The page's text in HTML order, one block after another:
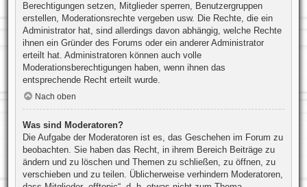
Berechtigungen setzen, Mitglieder sperren, Benutzergruppen
erstellen, Moderationsrechte vergeben usw. Die Rechte, die ein
Administrator hat, sind allerdings davon abhängig, welche Rechte
ihnen ein Gründer des Forums oder ein anderer Administrator
erteilt hat. Administratoren können auch volle
Moderationsberechtigungen haben, wenn ihnen das
entsprechende Recht erteilt wurde.
Nach oben
Was sind Moderatoren?
Die Aufgabe der Moderatoren ist es, das Geschehen im Forum zu
beobachten. Sie haben das Recht, in ihrem Bereich Beiträge zu
ändern und zu löschen und Themen zu schließen, zu öffnen, zu
verschieben und zu teilen. Üblicherweise verhindern Moderatoren,